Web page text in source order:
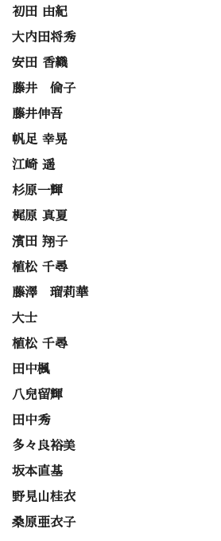
初田 由紀
大内田将秀
安田 香織
藤井 倫子
藤井伸吾
帆足 幸晃
江崎 遥
杉原一輝
梶原 真夏
濱田 翔子
植松 千尋
藤澤 瑠莉華
大士
植松 千尋
田中楓
八兒留輝
田中秀
多々良裕美
坂本直基
野見山桂衣
桑原亜衣子